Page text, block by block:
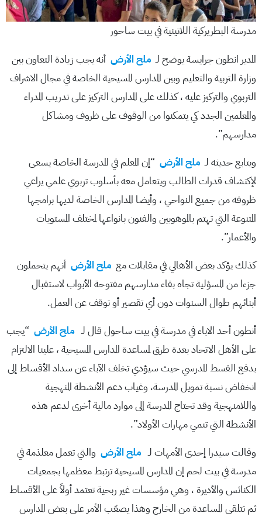
مدرسة البطريركية اللاتينية في بيت ساحور
المدير انطون جرايسة يوضح لـ ملح الأرض أنه يجب زيادة التعاون بين
وزارة التربية والتعليم وبين المدارس المسيحية الخاصة في مجال الاشراف
التربوي والتركيز عليه ، كذلك على المدارس التركيز على تدريب المدراء
والمعلمين الجدد كي يتمكنوا من الوقوف على ظروف ومشاكل
مدارسهم”.
ويتابع حديثه لـ ملح الأرض “إن المعلم في المدرسة الخاصة يسعى
لإكتشاف قدرات الطالب ويتعامل معه بأسلوب تربوي علمي يراعي
ظروفه من جميع النواحي ، وأيضا المدارس الخاصة لديها برامجها
المتنوعة التي تهتم بالموهوبين والفنون بانواعها لمختلف المستويات
والأعمار”.
كذلك يؤكد بعض الأهالي في مقابلات مع ملح الأرض أنهم يتحملون
جزءا من المسؤلية تجاه بقاء مدارسهم مفتوحة الأبواب لاستقبال
أبنائهم طوال السنوات دون أي تقصير أو توقف عن العمل.
أنطون أحد الاباء في مدرسة في بيت ساحول قال لـ ملح الأرض “يجب
على الأهل الاتحاد بعدة طرق لمساعدة المدارس المسيحية ، علينا الالتزام
بدفع القسط المدرسي حيث سيؤدي تخلف الآباء عن سداد الأقساط إلى
انخفاض نسبة تمويل المدرسة، وغياب دعم الأنشطة المنهجية
واللامنهجية وقد تحتاج المدرسة إلى موارد مالية أخرى لدعم هذه
الأنشطة التي تنمي مهارات الأولاد”.
وقالت سيدرا إحدى الأمهات لـ ملح الأرض والتي تعمل معلذمة في
مدرسة في بيت لحم إن المدارس المسيحية ترتبط معظمها بجمعيات
الكنائس والأديرة ، وهي مؤسسات غير ربحية تعتمد أولاً على الأقساط
ثم تتلقى المساعدة من الخارج وهذا يصعّب الأمر على بعض المدارس